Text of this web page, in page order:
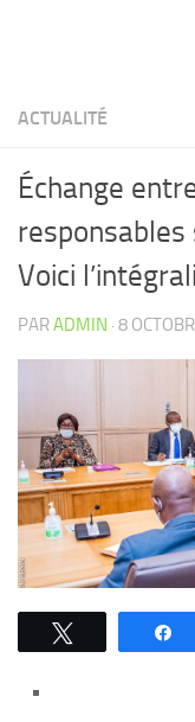
ACTUALITÉ
Échange
responsables
Voici
PARADMIN · 8